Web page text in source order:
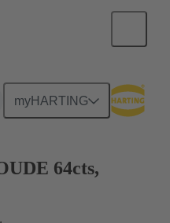
myHARTING
carte fille
64cts,